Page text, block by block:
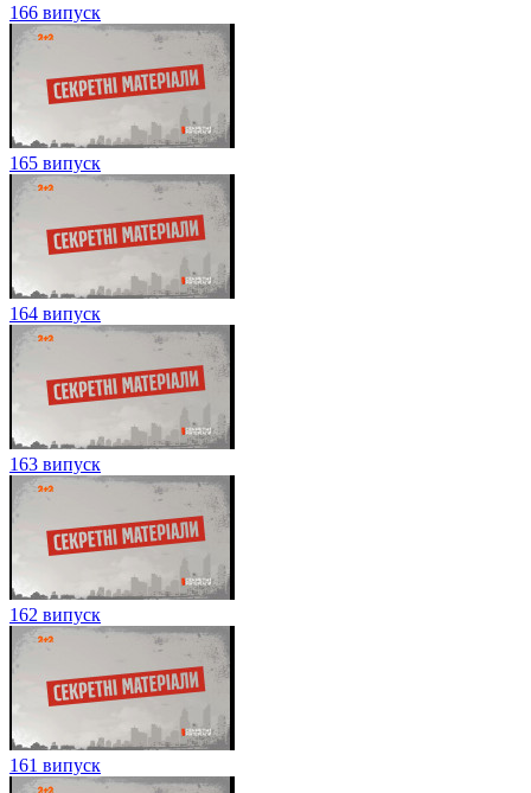
166 випуск
165 випуск
164 випуск
163 випуск
162 випуск
161 випуск